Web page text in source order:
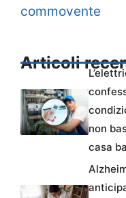
commovente
Articoli
non
casa